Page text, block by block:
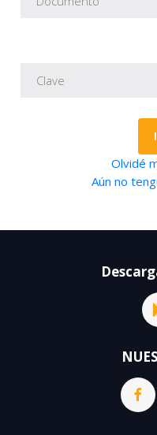
Olvidé
Aún no